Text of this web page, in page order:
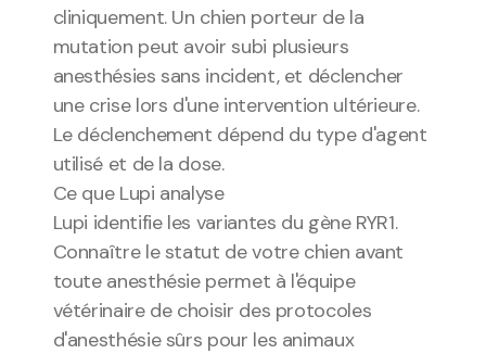
cliniquement. Un chien porteur de la
mutation peut avoir subi plusieurs
anesthésies sans incident, et déclencher
une crise lors d'une intervention ultérieure.
Le déclenchement dépend du type d'agent
utilisé et de la dose.
Ce que Lupi analyse
Lupi identifie les variantes du gène RYR1.
Connaître le statut de votre chien avant
toute anesthésie permet à l'équipe
vétérinaire de choisir des protocoles
d'anesthésie sûrs pour les animaux